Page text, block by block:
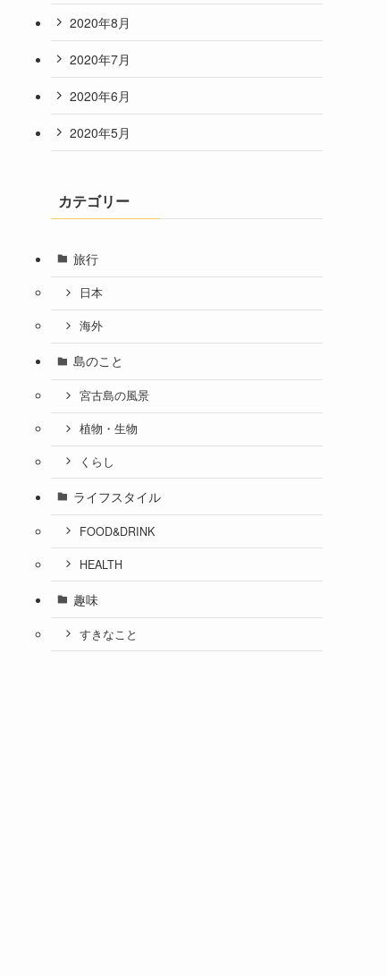
2020年8月
2020年7月
2020年6月
2020年5月
カテゴリー
旅行
日本
海外
島のこと
宮古島の風景
植物・生物
くらし
ライフスタイル
FOOD&DRINK
HEALTH
趣味
すきなこと